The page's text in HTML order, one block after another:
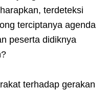
terdeteksi
terciptanya agenda
peserta didiknya
terhadap gerakan